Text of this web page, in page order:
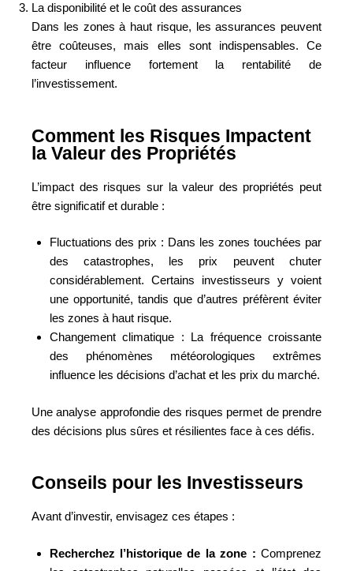
La disponibilité et le coût des assurances
Dans les zones à haut risque, les assurances peuvent
être coûteuses, mais elles sont indispensables. Ce
facteur influence fortement la rentabilité de
l’investissement.
Comment les Risques Impactent
la Valeur des Propriétés
L’impact des risques sur la valeur des propriétés peut
être significatif et durable :
Fluctuations des prix : Dans les zones touchées par
des catastrophes, les prix peuvent chuter
considérablement. Certains investisseurs y voient
une opportunité, tandis que d’autres préfèrent éviter
les zones à haut risque.
Changement climatique : La fréquence croissante
des phénomènes météorologiques extrêmes
influence les décisions d’achat et les prix du marché.
Une analyse approfondie des risques permet de prendre
des décisions plus sûres et résilientes face à ces défis.
Conseils pour les Investisseurs
Avant d’investir, envisagez ces étapes :
Recherchez l’historique de la zone : Comprenez